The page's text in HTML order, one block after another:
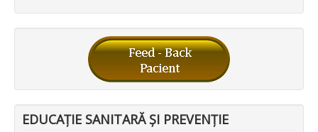
EDUCAȚIE SANITARĂ ȘI PREVENȚIE